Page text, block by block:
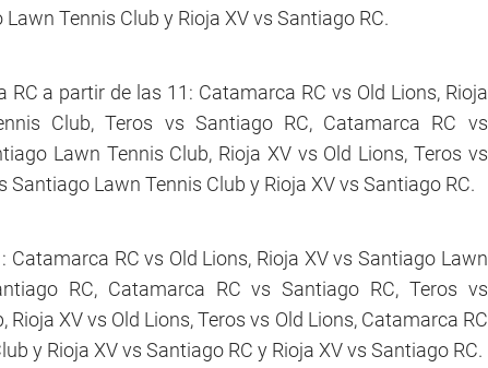
Tennis Club y Rioja XV vs Santiago RC.
a partir de las 11: Catamarca RC vs Old Lions, Rioja
Club, Teros vs Santiago RC, Catamarca RC vs
Lawn Tennis Club, Rioja XV vs Old Lions, Teros vs
Santiago Lawn Tennis Club y Rioja XV vs Santiago RC.
Catamarca RC vs Old Lions, Rioja XV vs Santiago Lawn
RC, Catamarca RC vs Santiago RC, Teros vs
XV vs Old Lions, Teros vs Old Lions, Catamarca RC
y Rioja XV vs Santiago RC y Rioja XV vs Santiago RC.